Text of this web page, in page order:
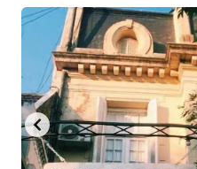
the
question
mark
key
to
get